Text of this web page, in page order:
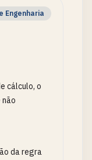
Engenharia
cálculo, o
não
da regra